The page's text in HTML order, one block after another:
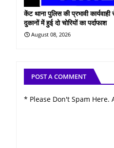
केंट थाना पुलिस की प्रभावी कार्यवाही
दुकानों में हुई दो चोरियों का पर्दाफाश
August 08, 2026
POST A COMMENT
* Please Don't Spam Here.